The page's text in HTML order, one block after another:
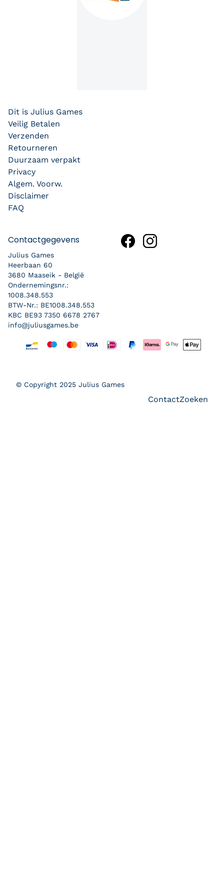
Contactgegevens
Julius Games
Heerbaan 60
3680 Maaseik - België
Ondernemingsnr.:
1008.348.553
BTW-Nr.: BE1008.348.553
KBC BE93 7350 6678 2767
info@juliusgames.be
Betaalmethoden
Dit is Julius Games
Veilig Betalen
Verzenden
Retourneren
Duurzaam verpakt
Privacy
Algem. Voorw.
Disclaimer
FAQ
ContactZoeken
© Copyright 2025 Julius Games